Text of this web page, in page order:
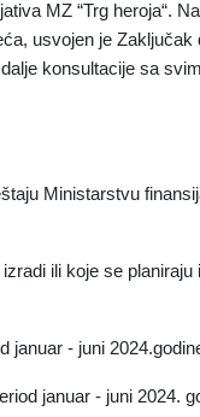
MZ “Trg heroja“.
usvojen je Zaključak
konsultacije sa
Ministarstvu
ili koje se planiraju
januar - juni
januar - juni 2024.